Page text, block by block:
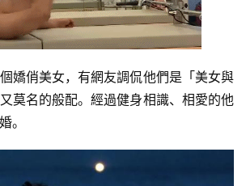
嬌俏美女，有網友調侃他們是「美女與
莫名的般配。經過健身相識、相愛的他
。